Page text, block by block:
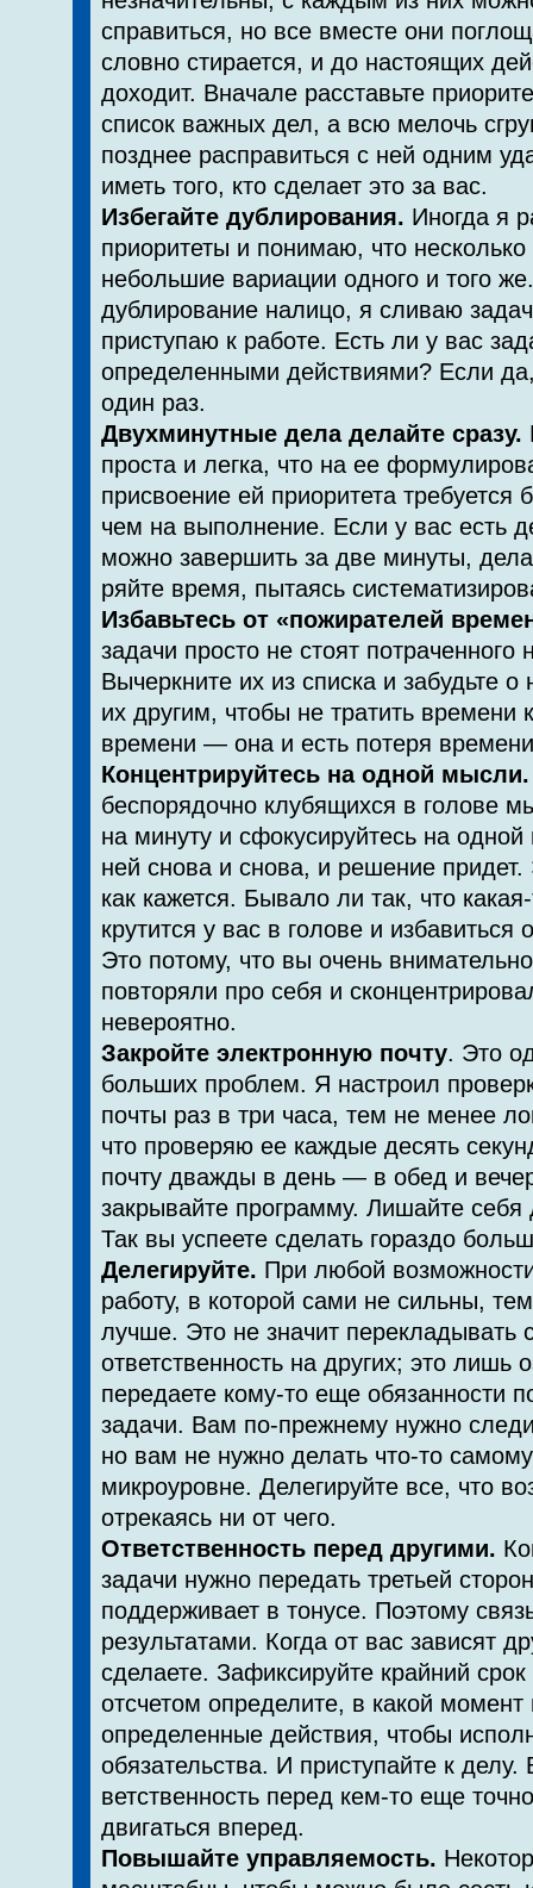
справиться, но все вместе они
словно стирается, и до настоящих
доходит. Вначале расставьте
список важных дел, а всю мелочь
позднее расправиться с ней одним
иметь того, кто сделает это за вас.
Избегайте дублирования. Иногда я
приоритеты и по­нимаю, что
небольшие вариации одно­го и того
дублирование налицо, я сливаю
приступаю к работе. Есть ли у вас
определен­ными действиями? Если
один раз.
Двухминутные дела делайте сразу.
проста и лег­ка, что на ее
присвоение ей приоритета
чем на выполнение. Если у вас есть
можно завершить за две минуты,
ряйте время, пытаясь
Избавьтесь от «пожирателей
задачи просто не стоят потраченного
Вычеркните их из списка и за­будьте о
их другим, чтобы не тратить времени
времени — она и есть потеря
Концентрируйтесь на одной мысли.
беспоря­дочно клубящихся в голове
на минуту и сфо­кусируйтесь на
ней снова и снова, и решение придет.
как кажется. Бывало ли так, что
крутится у вас в голове и избавиться
Это потому, что вы очень
повторяли про себя и
невероятно.
Закройте электронную почту. Это
больших проблем. Я настроил
почты раз в три часа, тем не менее
что проверяю ее каждые десять
почту дважды в день — в обед и
закрывайте программу. Лишайте себя
Так вы успеете сделать гораздо
Делегируйте. При любой
работу, в кото­рой сами не сильны,
лучше. Это не значит пере­кладывать
ответственность на других; это лишь
передаете кому-то еще обязанности
задачи. Вам по-прежнему нужно
но вам не нужно делать что-то
микроуровне. Делегируйте все, что
отрекаясь ни от чего.
Ответственность перед другими.
задачи нуж­но передать третьей
поддерживает в тонусе. Поэтому
результатами. Когда от вас зависят
сделаете. Зафиксируйте крайний
отсчетом определите, в какой
определенные действия, чтобы
обязательства. И приступайте к
ветственность перед кем-то еще
двигаться вперед.
Повышайте управляемость.